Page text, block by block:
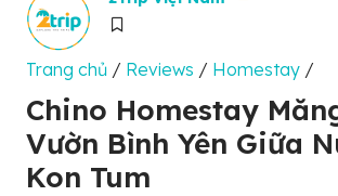
Trang chủ / Reviews / Homestay /
Chino Homestay
Vườn Bình Yên Giữa
Kon Tum